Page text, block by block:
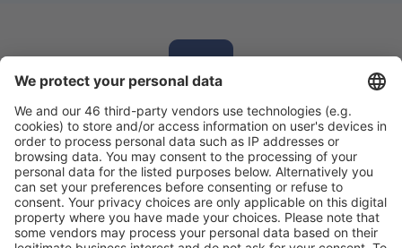
Laden Sie unsere App herunterund planen
Sie Ihre Reisen